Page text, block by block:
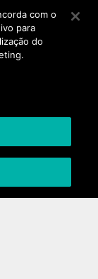
com o
para
do